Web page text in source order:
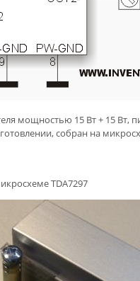
мощностью 15 Вт + 15 Вт,
собран на
TDA7297